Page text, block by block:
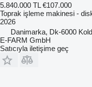
5.840.000 TL €107.000
Toprak işleme makinesi -
2026
Danimarka, Dk-6000
E-FARM GmbH
Satıcıyla iletişime geç